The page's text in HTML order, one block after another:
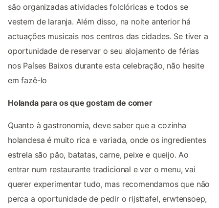
são organizadas atividades folclóricas e todos se
vestem de laranja. Além disso, na noite anterior há
actuações musicais nos centros das cidades. Se tiver a
oportunidade de reservar o seu alojamento de férias
nos Países Baixos durante esta celebração, não hesite
em fazê-lo
Holanda para os que gostam de comer
Quanto à gastronomia, deve saber que a cozinha
holandesa é muito rica e variada, onde os ingredientes
estrela são pão, batatas, carne, peixe e queijo. Ao
entrar num restaurante tradicional e ver o menu, vai
querer experimentar tudo, mas recomendamos que não
perca a oportunidade de pedir o rijsttafel, erwtensoep,